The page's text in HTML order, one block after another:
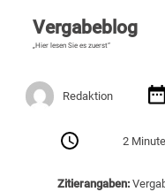
Vergabeblog
„Hier lesen Sie es zuerst“
Redaktion
2
Zitierangaben: